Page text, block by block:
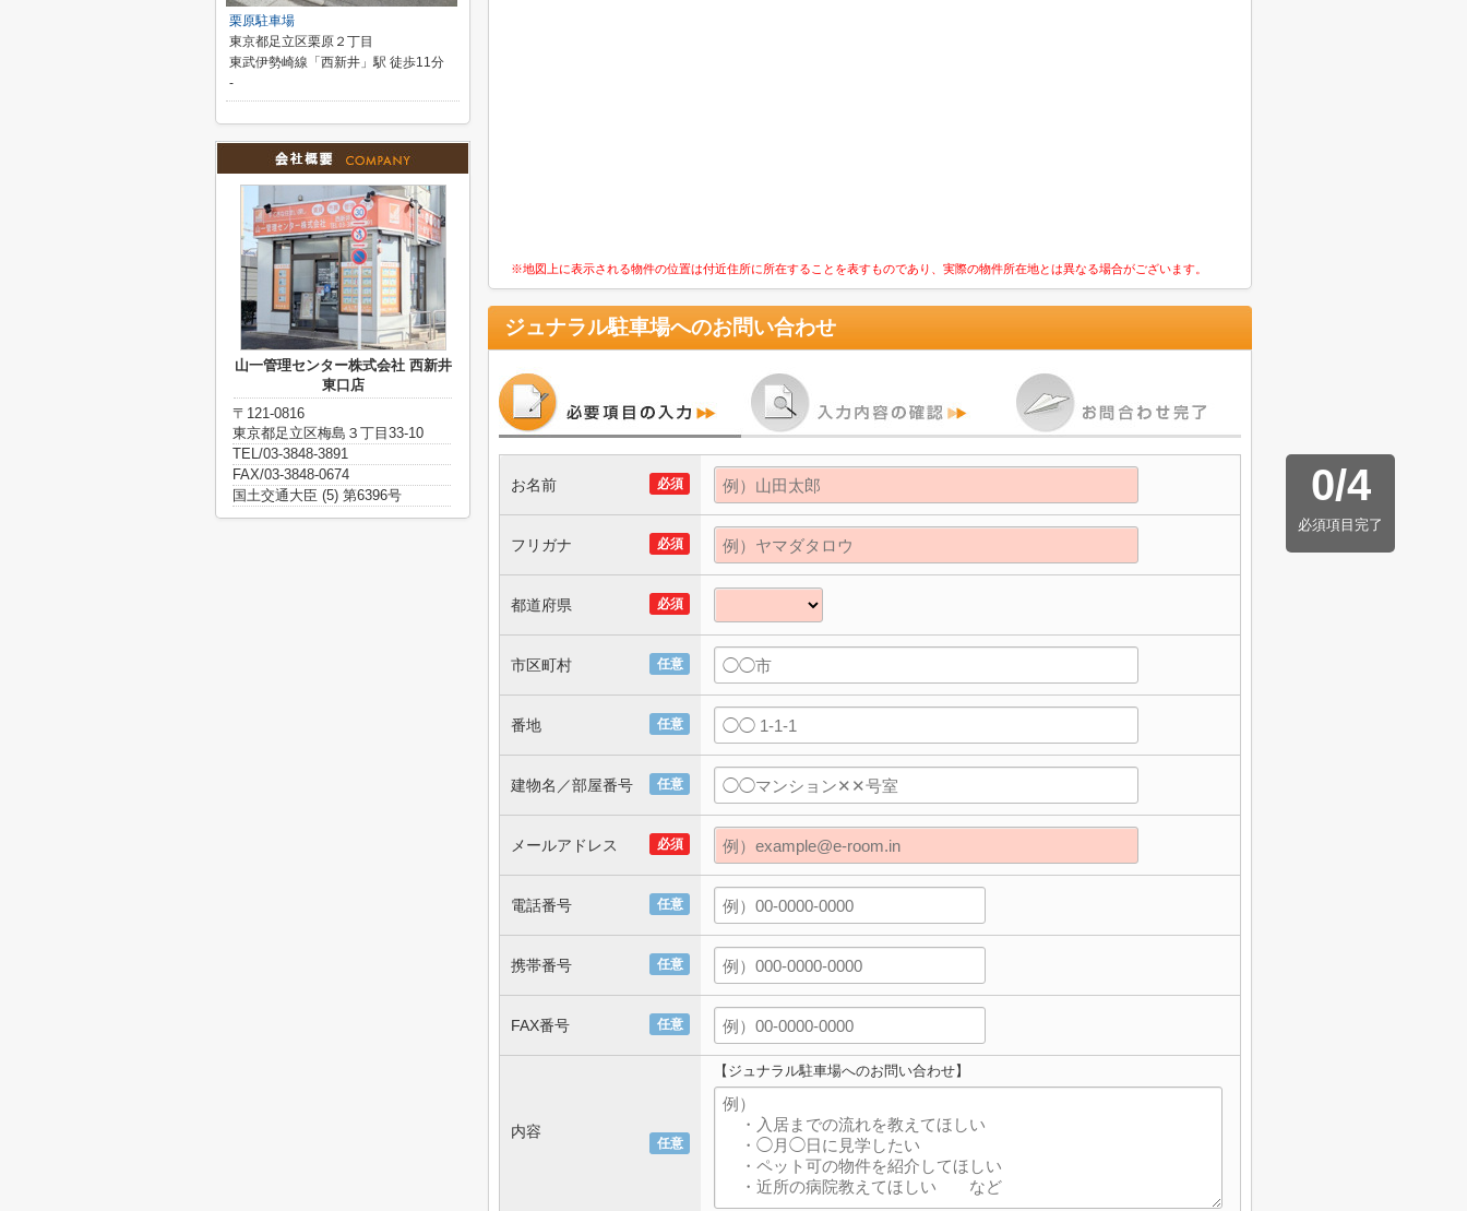
※地図上に表示される物件の位置は付近住所に所在することを表すものであり、実際の物件所在地とは異なる場合がございます。
ジュナラル駐車場へのお問い合わせ
0/4
必須項目完了
必須
お名前
必須
フリガナ
必須
都道府県
任意
市区町村
任意
番地
任意
建物名／部屋番号
必須
メールアドレス
任意
電話番号
任意
携帯番号
任意
FAX番号
任意
内容
【ジュナラル駐車場へのお問い合わせ】
栗原駐車場
東京都足立区栗原２丁目
東武伊勢崎線「西新井」駅 徒歩11分
-
山一管理センター株式会社 西新井
東口店
〒121-0816
東京都足立区梅島３丁目33-10
TEL/03-3848-3891
FAX/03-3848-0674
国土交通大臣 (5) 第6396号